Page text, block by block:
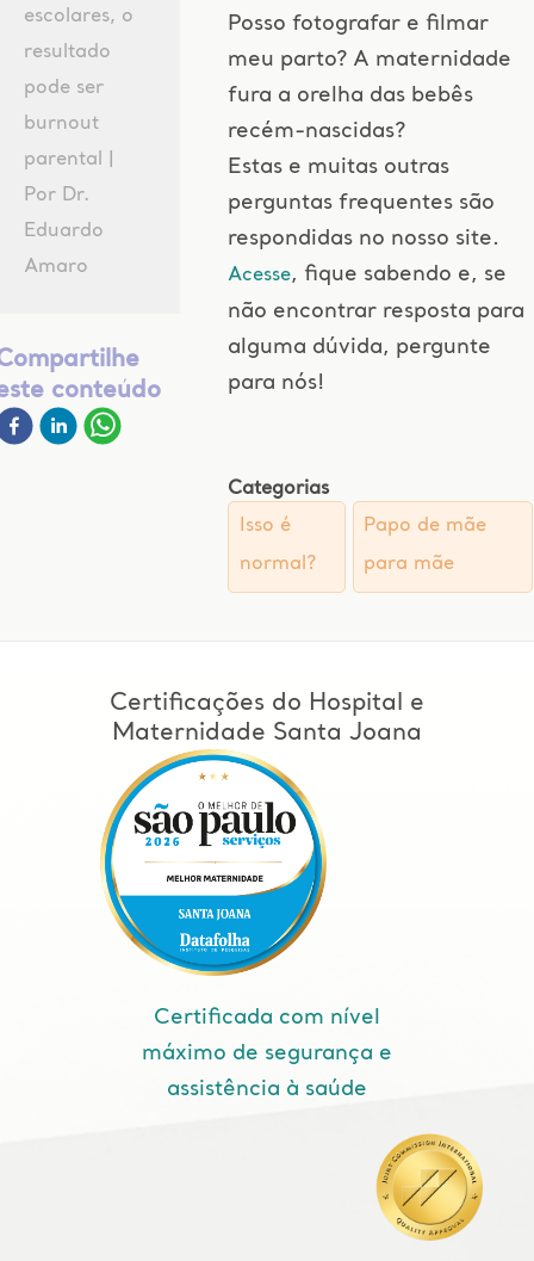
escolares, o
resultado
pode ser
burnout
parental |
Por Dr.
Eduardo
Amaro
conteúdo
Posso fotografar e filmar
meu parto? A maternidade
fura a orelha das bebês
recém-nascidas?
Estas e muitas outras
perguntas frequentes são
respondidas no nosso site.
Acesse, fique sabendo e, se
não encontrar resposta para
alguma dúvida, pergunte
para nós!
Categorias
Isso é
normal?
Papo de mãe
para mãe
Certificações do Hospital e
Maternidade Santa Joana
Certificada com nível
máximo de segurança e
assistência à saúde